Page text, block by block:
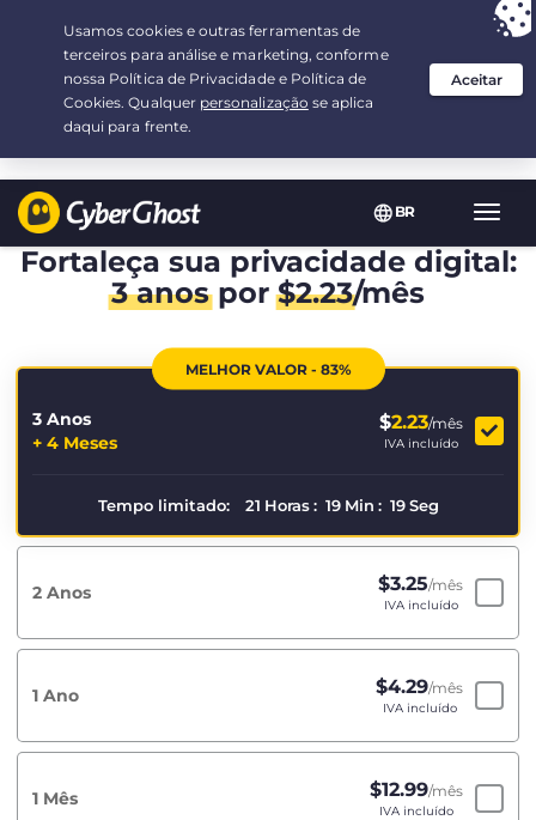
BR
Sua escolha:a melhor ofertapor 3.3333333333333-ano(s) a $
/mês
Fortaleça sua privacidade digital:
3 anospor$2.23/mês
MELHOR VALOR - 83%
3 Anos
+ 4 Meses
$2.23/mês
IVA incluído
Tempo limitado: 21 Horas : 19 Min : 19 Seg
2 Anos $3.25/mês
IVA incluído
1 Ano $4.29/mês
IVA incluído
1 Mês $12.99/mês
IVA incluído